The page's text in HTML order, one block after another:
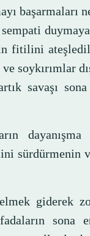
başarmaları
duymaya
fitilini
soykırımlar
savaşı
dayanışma
sürdürmenin
giderek
sona